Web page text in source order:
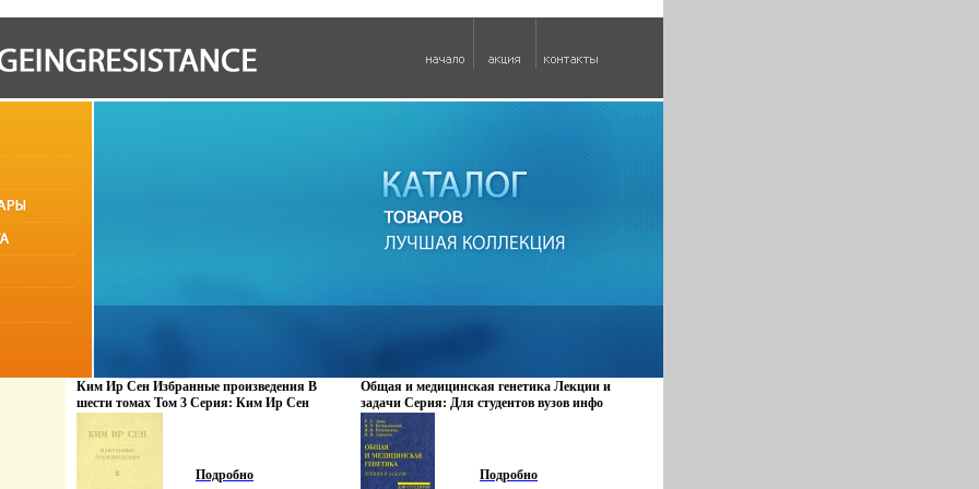
Ким Ир Сен Избранные произведения В
шести томах Том 3 Серия: Ким Ир Сен
6901u.
Подробно
Общая и медицинская генетика Лекции и
задачи Серия: Для студентов вузов инфо
9122u.
Подробно